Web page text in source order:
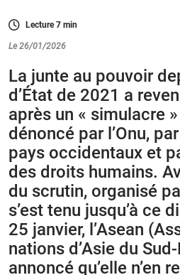
Lecture7 min
Le 26/01/2026
La junte au pouvoir
d’État de 2021 a
après un « simulacre
dénoncé par l’Onu,
pays occidentaux et
des droits humains.
du scrutin, organisé
s’est tenu jusqu’à ce
25 janvier, l’Asean
nations d’Asie du
annoncé qu’elle n’en